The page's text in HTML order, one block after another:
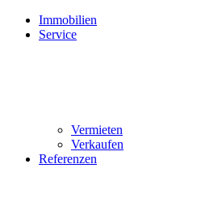
Zum
Inhalt
Immobilien
Service
Vermieten
Verkaufen
Referenzen